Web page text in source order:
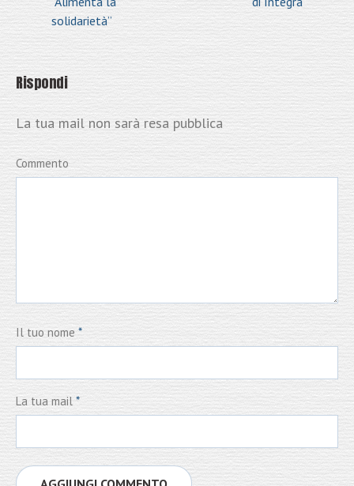
solidarietà”
Rispondi
La tua mail non sarà resa pubblica
Commento
Il tuo nome*
La tua mail *